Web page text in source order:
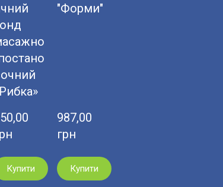
Купити
"Форми"
987,00
грн
Купити